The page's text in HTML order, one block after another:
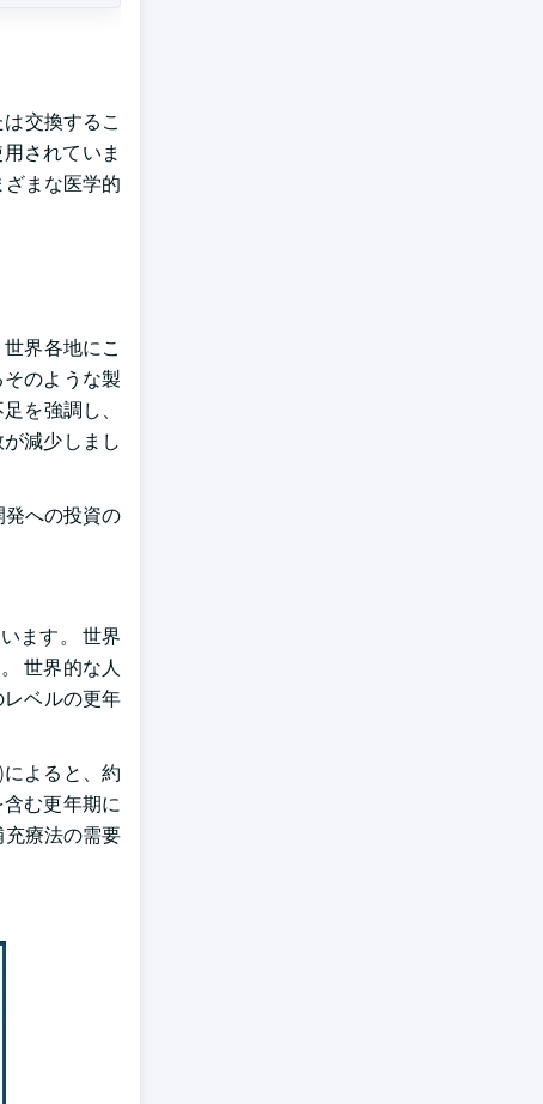
交換するこ
されていま
まな医学的
界各地にこ
のような製
を強調し、
減少しまし
発への投資の
ます。 世界
世界的な人
ベルの更年
よると、約
む更年期に
療法の需要